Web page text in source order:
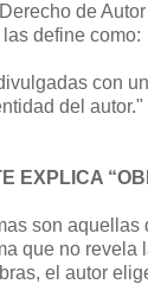
de
define como:
con
del autor."
EXPLICA
son aquellas
que no revela
el autor